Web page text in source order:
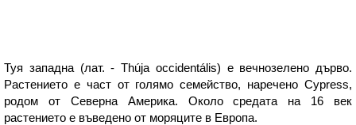
Туя западна (лат. - Thúja occidentális) е вечнозелено дърво.
Растението е част от голямо семейство, наречено Cypress,
родом от Северна Америка. Около средата на 16 век
растението е въведено от моряците в Европа.